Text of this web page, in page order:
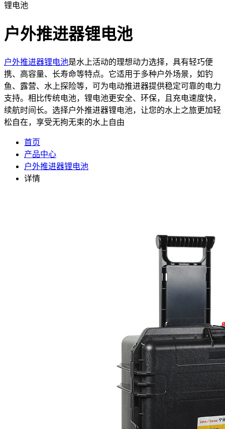
锂电池
户外推进器锂电池
户外推进器锂电池是水上活动的理想动力选择，具有轻巧便
携、高容量、长寿命等特点。它适用于多种户外场景，如钓
鱼、露营、水上探险等，可为电动推进器提供稳定可靠的电力
支持。相比传统电池，锂电池更安全、环保，且充电速度快，
续航时间长。选择户外推进器锂电池，让您的水上之旅更加轻
松自在，享受无拘无束的水上自由
首页
产品中心
户外推进器锂电池
详情